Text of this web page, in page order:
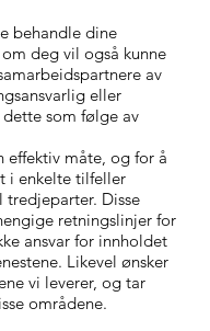
behandle dine
deg vil også kunne
av
eller
som følge av
effektiv måte, og for å
i enkelte tilfeller
Disse
retningslinjer for
ansvar for innholdet
Likevel ønsker
vi leverer, og tar
områdene.